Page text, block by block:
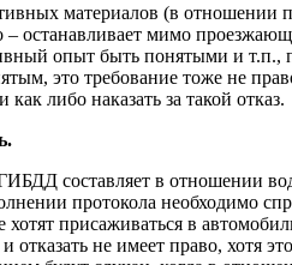
материалов (в
останавливает мимо
опыт быть понятыми и т.п.,
это требование тоже не
либо наказать за такой отказ.
составляет в отношении
протокола необходимо
присаживаться в
отказать не имеет право, хотя